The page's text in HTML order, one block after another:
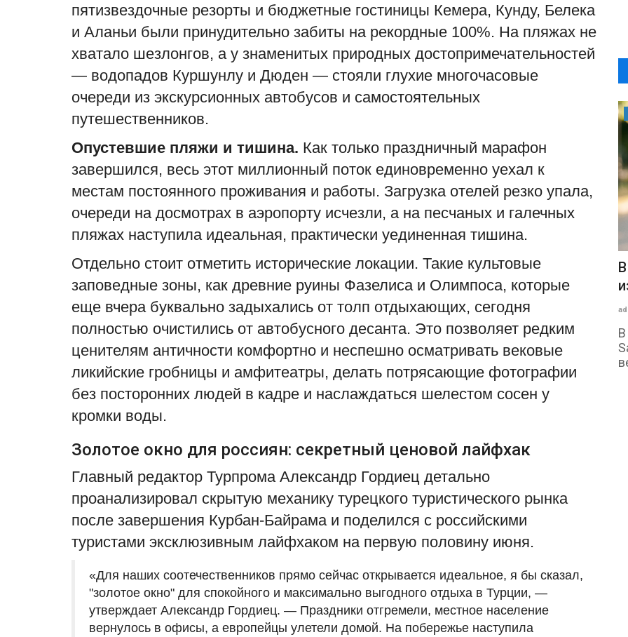
пятизвездочные резорты и бюджетные гостиницы Кемера, Кунду, Белека
и Аланьи были принудительно забиты на рекордные 100%. На пляжах не
хватало шезлонгов, а у знаменитых природных достопримечательностей
— водопадов Куршунлу и Дюден — стояли глухие многочасовые
очереди из экскурсионных автобусов и самостоятельных
путешественников.
Опустевшие пляжи и тишина. Как только праздничный марафон
завершился, весь этот миллионный поток единовременно уехал к
местам постоянного проживания и работы. Загрузка отелей резко упала,
очереди на досмотрах в аэропорту исчезли, а на песчаных и галечных
пляжах наступила идеальная, практически уединенная тишина.
Отдельно стоит отметить исторические локации. Такие культовые
заповедные зоны, как древние руины Фазелиса и Олимпоса, которые
еще вчера буквально задыхались от толп отдыхающих, сегодня
полностью очистились от автобусного десанта. Это позволяет редким
ценителям античности комфортно и неспешно осматривать вековые
ликийские гробницы и амфитеатры, делать потрясающие фотографии
без посторонних людей в кадре и наслаждаться шелестом сосен у
кромки воды.
Золотое окно для россиян: секретный ценовой лайфхак
Главный редактор Турпрома Александр Гордиец детально
проанализировал скрытую механику турецкого туристического рынка
после завершения Курбан-Байрама и поделился с российскими
туристами эксклюзивным лайфхаком на первую половину июня.
«Для наших соотечественников прямо сейчас открывается идеальное, я бы сказал,
"золотое окно" для спокойного и максимально выгодного отдыха в Турции, —
утверждает Александр Гордиец. — Праздники отгремели, местное население
вернулось в офисы, а европейцы улетели домой. На побережье наступила
досталось
домашнем
Может ли работодатель отказать в
продлении отпуска за счет...
admin Aug 7, 2026 0 3
При остатке отпуска за прошлый год
отказать работодатель не может. Но если
В сети появились первые
изображения Samsung Galaxy S26...
admin Aug 8, 2026 0 2
В сети появились рендеры смартфона
Samsung Galaxy S26 FE — упрощённой
версии флагмана...